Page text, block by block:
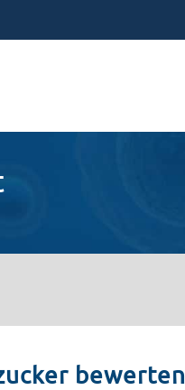
bewerten